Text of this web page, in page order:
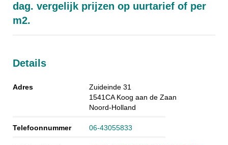
dag. vergelijk prijzen op uurtarief of per
m2.
Details
Adres
Zuideinde 31
1541CA Koog aan de Zaan
Noord-Holland
Telefoonnummer 06-43055833